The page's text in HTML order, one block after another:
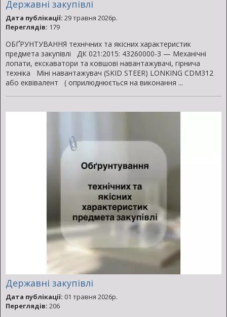
Державні закупівлі
Дата публікації: 29 травня 2026р.
Переглядів: 179
ОБҐРУНТУВАННЯ технічних та якісних характеристик
предмета закупівлі ДК 021:2015: 43260000-3 — Механічні
лопати, екскаватори та ковшові навантажувачі, гірнича
техніка Міні навантажувач (SKID STEER) LONKING CDM312
або еквівалент ( оприлюднюється на виконання ...
Державні закупівлі
Дата публікації: 01 травня 2026р.
Переглядів: 206